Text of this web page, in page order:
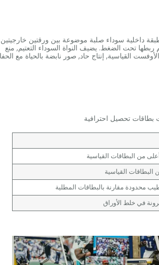
داخلية سوداء صلبة موضوعة بين ورقتين خارجيتين
تحت الضغط. يضيف النواة السوداء التعتيم, منع
القياسية, إنتاج حاد, صور نابضة بالحياة مع
تحصيل احترافية
من البطاقات القياسية
البطاقات القياسية
محدودة مقارنة بالبطاقات المطلية
في خلط الأوراق